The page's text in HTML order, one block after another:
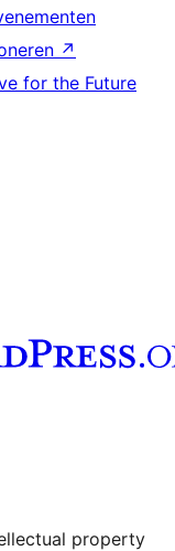
↗
for the Future
property